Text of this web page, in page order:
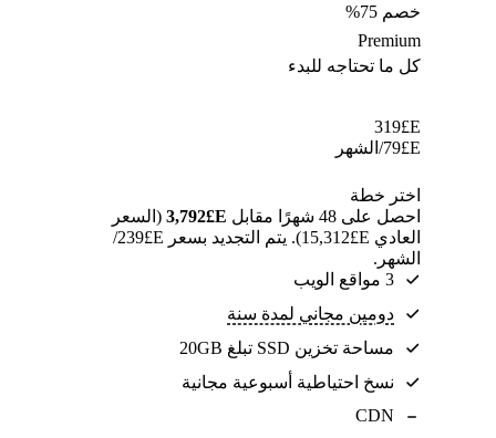
خصم 75%
Premium
كل ما تحتاجه للبدء
E£
319
E£
79/الشهر
اختر خطة
احصل على 48 شهرًا مقابل
E£⁦3,792⁩
(السعر
العادي E£⁦15,312⁩). يتم التجديد بسعر E£⁦239⁩/
الشهر.
3 مواقع الويب
دومين مجاني لمدة سنة
مساحة تخزين SSD تبلغ 20GB
نسخ احتياطية أسبوعية مجانية
CDN